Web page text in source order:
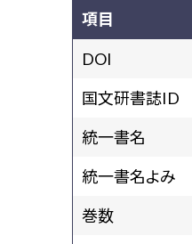
項目
DOI
国文研書誌ID
統一書名
統一書名よみ
巻数